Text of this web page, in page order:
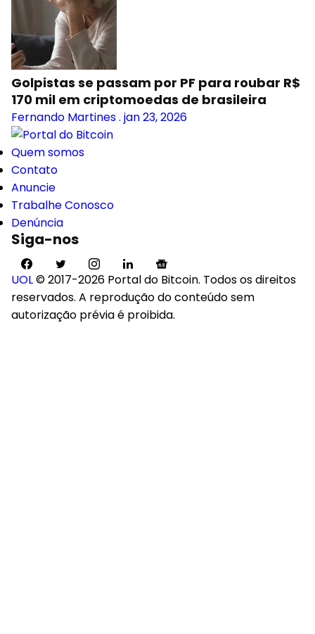
Golpistas se passam por PF para roubar R$
170 mil em criptomoedas de brasileira
Fernando Martines. jan 23, 2026
Quem somos
Contato
Anuncie
Trabalhe Conosco
Denúncia
Siga-nos
UOL© 2017-2026 Portal do Bitcoin. Todos os direitos
reservados. A reprodução do conteúdo sem
autorização prévia é proibida.